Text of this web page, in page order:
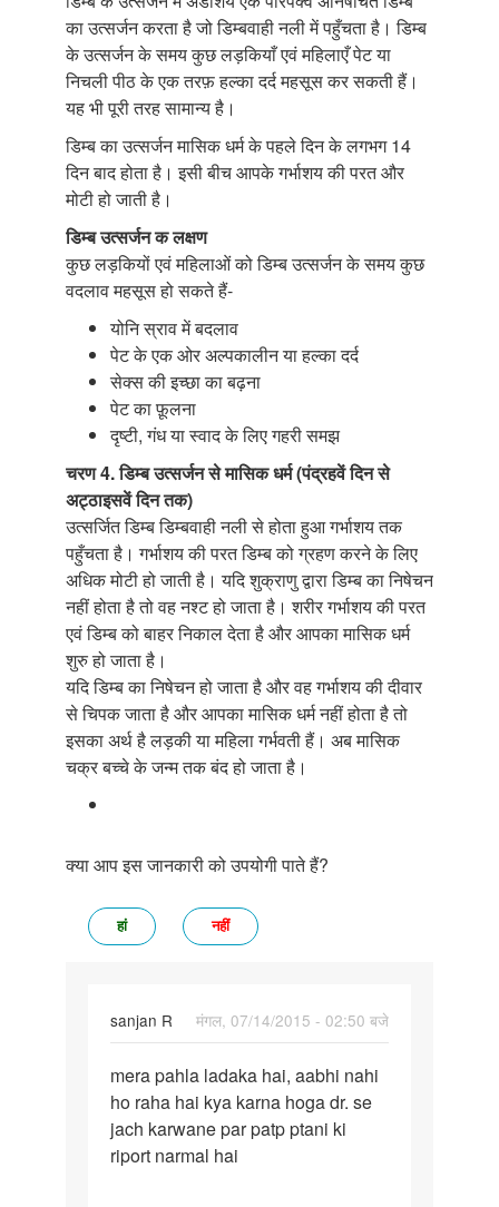
का उत्सर्जन करता है जो डिम्बवाही नली में पहुँचता है। डिम्ब
के उत्सर्जन के समय कुछ लड़कियाँ एवं महिलाएँ पेट या
निचली पीठ के एक तरफ़ हल्का दर्द महसूस कर सकती हैं।
यह भी पूरी तरह सामान्य है।
डिम्ब का उत्सर्जन मासिक धर्म के पहले दिन के लगभग 14
दिन बाद होता है। इसी बीच आपके गर्भाशय की परत और
मोटी हो जाती है।
डिम्ब उत्सर्जन क लक्षण
कुछ लड़कियों एवं महिलाओं को डिम्ब उत्सर्जन के समय कुछ
वदलाव महसूस हो सकते हैं-
योनि स्राव में बदलाव
पेट के एक ओर अल्पकालीन या हल्का दर्द
सेक्स की इच्छा का बढ़ना
पेट का फ़ूलना
दृष्टी, गंध या स्वाद के लिए गहरी समझ
चरण 4. डिम्ब उत्सर्जन से मासिक धर्म (पंद्रहवें दिन से
अट्ठाइसवें दिन तक)
उत्सर्जित डिम्ब डिम्बवाही नली से होता हुआ गर्भाशय तक
पहुँचता है। गर्भाशय की परत डिम्ब को ग्रहण करने के लिए
अधिक मोटी हो जाती है। यदि शुक्राणु द्वारा डिम्ब का निषेचन
नहीं होता है तो वह नश्ट हो जाता है। शरीर गर्भाशय की परत
एवं डिम्ब को बाहर निकाल देता है और आपका मासिक धर्म
शुरु हो जाता है।
यदि डिम्ब का निषेचन हो जाता है और वह गर्भाशय की दीवार
से चिपक जाता है और आपका मासिक धर्म नहीं होता है तो
इसका अर्थ है लड़की या महिला गर्भवती हैं। अब मासिक
चक्र बच्चे के जन्म तक बंद हो जाता है।
क्या आप इस जानकारी को उपयोगी पाते हैं?
हां नहीं
sanjan R
मंगल, 07/14/2015 - 02:50 बजे
mera
pahla
ladaka
hai,
mera pahla ladaka hai, aabhi nahi
ho raha hai kya karna hoga dr. se
jach karwane par patp ptani ki
riport narmal hai